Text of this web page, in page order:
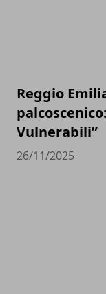
Reggio
Vulnerabili”
26/11/2025